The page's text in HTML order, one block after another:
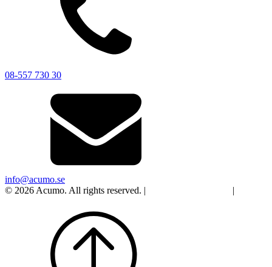
08-557 730 30
info@acumo.se
© 2026 Acumo. All rights reserved. |
|